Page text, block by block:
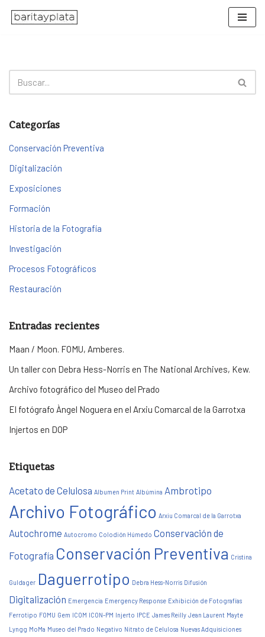
Categorías
Conservación Preventiva
Digitalización
Exposiciones
Formación
Historia de la Fotografía
Investigación
Procesos Fotográficos
Restauración
Entradas recientes
Maan / Moon. FOMU, Amberes.
Un taller con Debra Hess-Norris en The National Archives, Kew.
Archivo fotográfico del Museo del Prado
El fotógrafo Àngel Noguera en el Arxiu Comarcal de la Garrotxa
Injertos en DOP
Etiquetas
Acetato de Celulosa Albumen Print Albúmina Ambrotipo
Archivo Fotográfico Arxiu Comarcal de la Garrotxa
Autochrome Autocromo Colodión Húmedo Conservación de
Fotografía Conservación Preventiva Cristina
Guldager Daguerrotipo Debra Hess-Norris Difusión
Digitalización Emergencia Emergency Response Exhibición de Fotografías
Ferrotipo FOMU Gem ICOM ICON-PM Injerto IPCE James Reilly Jean Laurent Mayte
Lyngg MoMa Museo del Prado Negativo Nitrato de Celulosa Nuevas Adquisiciones